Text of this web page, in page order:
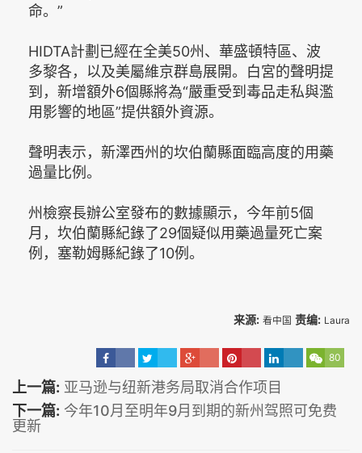
命。”
HIDTA計劃已經在全美50州、華盛頓特區、波
多黎各，以及美屬維京群島展開。白宮的聲明提
到，新增額外6個縣將為“嚴重受到毒品走私與濫
用影響的地區”提供額外資源。
聲明表示，新澤西州的坎伯蘭縣面臨高度的用藥
過量比例。
州檢察長辦公室發布的數據顯示，今年前5個
月，坎伯蘭縣紀錄了29個疑似用藥過量死亡案
例，塞勒姆縣紀錄了10例。
来源: 看中国 责编: Laura
80
上一篇: 亚马逊与纽新港务局取消合作项目
下一篇: 今年10月至明年9月到期的新州驾照可免费
更新